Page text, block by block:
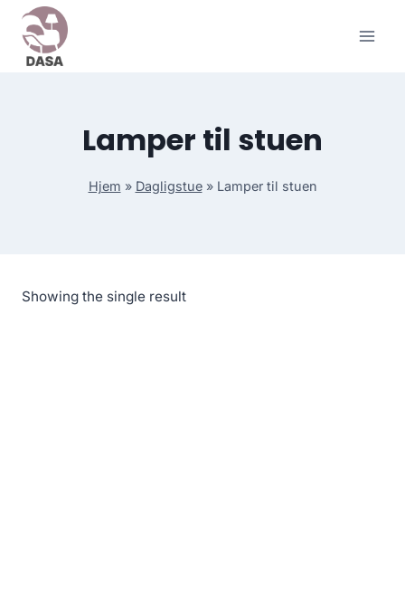
Skip
content
Lamper til stuen
Hjem » Dagligstue» Lamper til stuen
Showing the single result